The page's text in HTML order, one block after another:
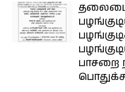
தலைமை
பாசறை